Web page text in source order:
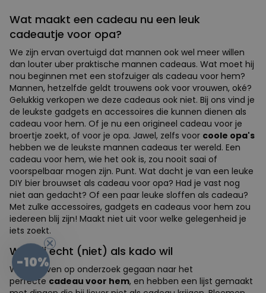
Wat maakt een cadeau nu een leuk
cadeautje voor opa?
We zijn ervan overtuigd dat mannen ook wel meer willen
dan louter uber praktische mannen cadeaus. Wat moet hij
nou beginnen met een stofzuiger als cadeau voor hem?
Mannen, hetzelfde geldt trouwens ook voor vrouwen, oké?
Gelukkig verkopen we deze cadeaus ook niet. Bij ons vind je
de leukste gadgets en accessoires die kunnen dienen als
cadeau voor hem. Of je nu een origineel cadeau voor je
broertje zoekt, of voor je opa. Jawel, zelfs voor coole opa's
hebben we de leukste mannen cadeaus ter wereld. Een
cadeau voor hem, wie het ook is, zou nooit saai of
voorspelbaar mogen zijn. Punt. Wat dacht je van een leuke
DIY bier brouwset als cadeau voor opa? Had je vast nog
niet aan gedacht? Of een paar leuke sloffen als cadeau?
Met zulke accessoires, gadgets en cadeaus voor hem zou
iedereen blij zijn! Maakt niet uit voor welke gelegenheid je
iets zoekt.
Wat hij echt (niet) als kado wil
We zijn even op onderzoek gegaan naar het
perfecte cadeau voor hem, en hebben een lijst gemaakt
-10%